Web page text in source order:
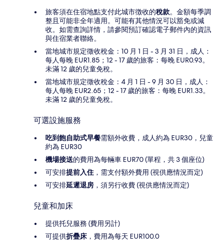
旅客須在住宿地點支付此城市徴收的稅款。金額每季調
整且可能非全年適用。可能有其他情況可以豁免或減
收。如需查詢詳情，請參閱預訂確認電子郵件內的資訊
與住宿業者聯絡。
當地城市規定徵收稅金：10 月 1 日 - 3 月 31 日，成人：
每人每晚 EUR1.85；12 - 17 歲的旅客：每晚 EUR0.93。
未滿 12 歲的兒童免稅。
當地城市規定徵收稅金：4 月 1 日 - 9 月 30 日，成人：
每人每晚 EUR2.65；12 - 17 歲的旅客：每晚 EUR1.33。
未滿 12 歲的兒童免稅。
可選設施服務
吃到飽自助式早餐需額外收費，成人約為 EUR30，兒童
約為 EUR30
機場接送的費用為每輛車 EUR70 (單程，共 3 個座位)
可安排提前入住 ，需支付額外費用 (視供應情況而定)
可安排延遲退房 ，須另行收費 (視供應情況而定)
兒童和加床
提供托兒服務 (費用另計)
可提供折疊床 ，費用為每天 EUR100.0